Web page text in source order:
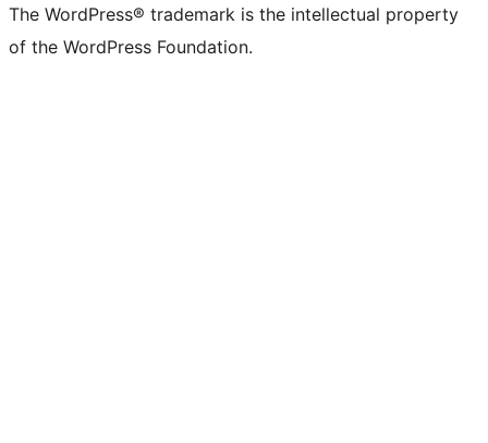
The WordPress® trademark is the intellectual property
of the WordPress Foundation.